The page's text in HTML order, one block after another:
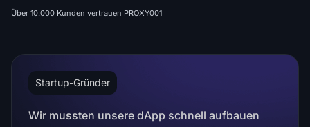
Über 10.000 Kunden vertrauen PROXY001
Startup-Gründer
Wir mussten unsere dApp schnell aufbauen